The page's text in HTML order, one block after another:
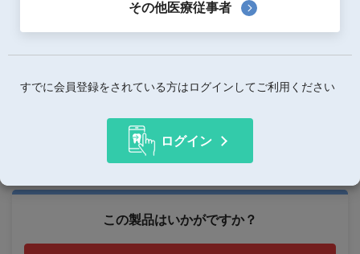
価格詳細情報 ChairSide/AirWash/AirCureフルセット
医療機器承認番号
一般医療機器（クラスI）
この製品はいかがですか？
その他医療従事者
すでに会員登録をされている方はログインしてご利用ください
ログイン